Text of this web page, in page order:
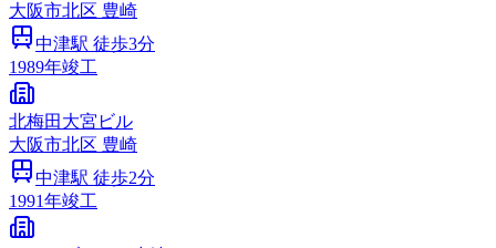
大阪市北区 豊崎
中津駅 徒歩3分
1989年竣工
北梅田大宮ビル
大阪市北区 豊崎
中津駅 徒歩2分
1991年竣工